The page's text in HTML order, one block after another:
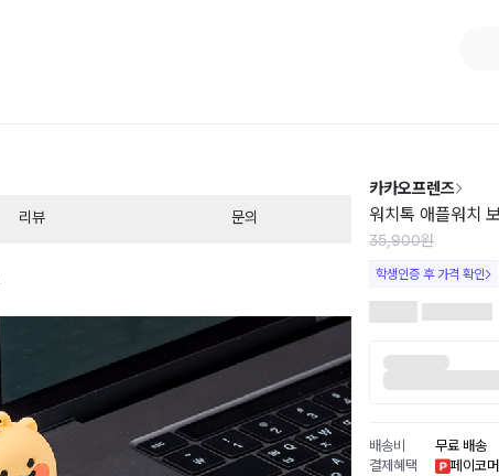
리뷰 문의
카카오프렌즈
워치톡 애플워치
35,900원
학생인증 후 가격 확인
배송비
무료 배송
결제혜택
페이코